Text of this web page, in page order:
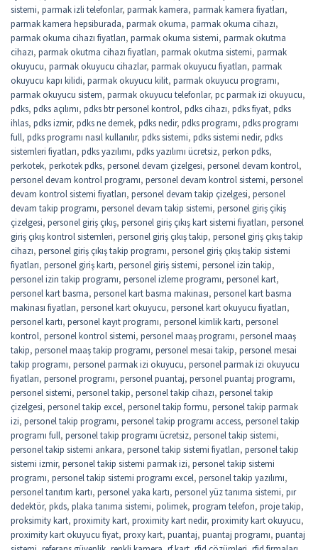
sistemi, parmak izli telefonlar, parmak kamera, parmak kamera fiyatları,
parmak kamera hepsiburada, parmak okuma, parmak okuma cihazı,
parmak okuma cihazı fiyatları, parmak okuma sistemi, parmak okutma
cihazı, parmak okutma cihazı fiyatları, parmak okutma sistemi, parmak
okuyucu, parmak okuyucu cihazlar, parmak okuyucu fiyatları, parmak
okuyucu kapı kilidi, parmak okuyucu kilit, parmak okuyucu programı,
parmak okuyucu sistem, parmak okuyucu telefonlar, pc parmak izi okuyucu,
pdks, pdks açılımı, pdks btr personel kontrol, pdks cihazı, pdks fiyat, pdks
ihlas, pdks izmir, pdks ne demek, pdks nedir, pdks programı, pdks programı
full, pdks programı nasıl kullanılır, pdks sistemi, pdks sistemi nedir, pdks
sistemleri fiyatları, pdks yazılımı, pdks yazılımı ücretsiz, perkon pdks,
perkotek, perkotek pdks, personel devam çizelgesi, personel devam kontrol,
personel devam kontrol programı, personel devam kontrol sistemi, personel
devam kontrol sistemi fiyatları, personel devam takip çizelgesi, personel
devam takip programı, personel devam takip sistemi, personel giriş çikiş
çizelgesi, personel giriş çıkış, personel giriş çıkış kart sistemi fiyatları, personel
giriş çıkış kontrol sistemleri, personel giriş çıkış takip, personel giriş çıkış takip
cihazı, personel giriş çıkış takip programı, personel giriş çıkış takip sistemi
fiyatları, personel giriş kartı, personel giriş sistemi, personel izin takip,
personel izin takip programı, personel izleme programı, personel kart,
personel kart basma, personel kart basma makinası, personel kart basma
makinası fiyatları, personel kart okuyucu, personel kart okuyucu fiyatları,
personel kartı, personel kayıt programı, personel kimlik kartı, personel
kontrol, personel kontrol sistemi, personel maaş programı, personel maaş
takip, personel maaş takip programı, personel mesai takip, personel mesai
takip programı, personel parmak izi okuyucu, personel parmak izi okuyucu
fiyatları, personel programı, personel puantaj, personel puantaj programı,
personel sistemi, personel takip, personel takip cihazı, personel takip
çizelgesi, personel takip excel, personel takip formu, personel takip parmak
izi, personel takip programı, personel takip programı access, personel takip
programı full, personel takip programı ücretsiz, personel takip sistemi,
personel takip sistemi ankara, personel takip sistemi fiyatları, personel takip
sistemi izmir, personel takip sistemi parmak izi, personel takip sistemi
programı, personel takip sistemi programı excel, personel takip yazılımı,
personel tanıtım kartı, personel yaka kartı, personel yüz tanıma sistemi, pır
dedektör, pkds, plaka tanıma sistemi, polimek, program telefon, proje takip,
proksimity kart, proximity kart, proximity kart nedir, proximity kart okuyucu,
proximity kart okuyucu fiyat, proxy kart, puantaj, puantaj programı, puantaj